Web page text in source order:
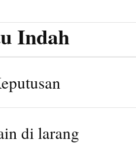
di larang